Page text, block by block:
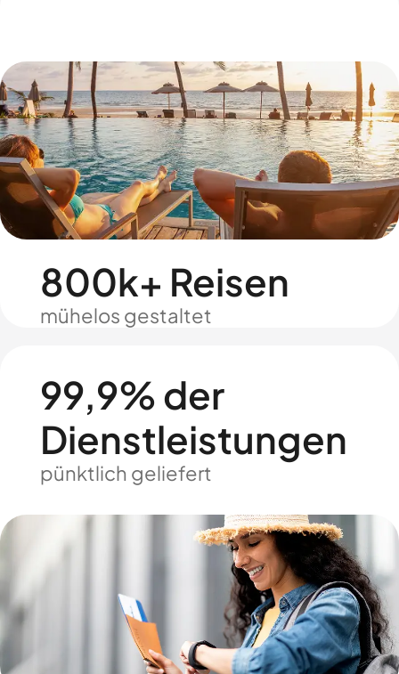
800k+ Reisen
mühelos gestaltet
99,9% der
Dienstleistungen
pünktlich geliefert